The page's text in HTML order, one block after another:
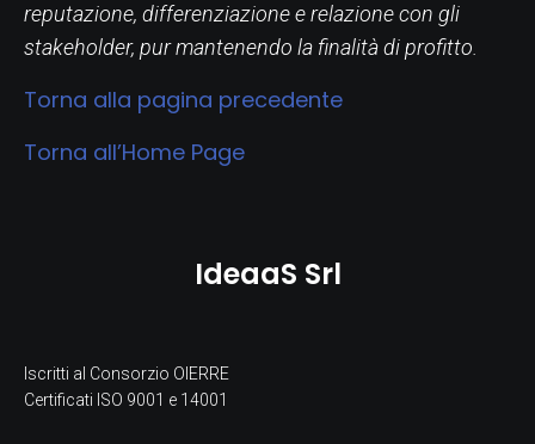
reputazione, differenziazione e relazione con gli
stakeholder, pur mantenendo la finalità di profitto.
Torna alla pagina precedente
Torna all’Home Page
IdeaaS Srl
Iscritti al Consorzio OIERRE
Certificati ISO 9001 e 14001